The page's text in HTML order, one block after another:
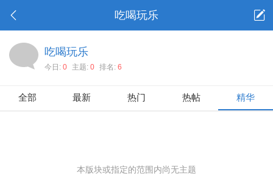
吃喝玩乐
吃喝玩乐
今日: 0 主题: 0 排名: 6
全部 最新 热门 热帖 精华
本版块或指定的范围内尚无主题